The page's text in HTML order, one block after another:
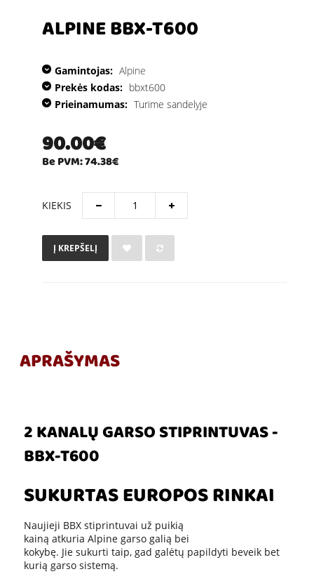
ALPINE BBX-T600
Gamintojas: Alpine
Prekės kodas: bbxt600
Prieinamumas: Turime sandelyje
90.00€
Be PVM: 74.38€
KIEKIS
Į KREPŠELĮ
APRAŠYMAS
2 KANALŲ GARSO STIPRINTUVAS -
BBX-T600
SUKURTAS EUROPOS RINKAI
Naujieji BBX stiprintuvai už puikią
kainą atkuria Alpine garso galią bei
kokybę. Jie sukurti taip, gad galėtų papildyti beveik bet
kurią garso sistemą.